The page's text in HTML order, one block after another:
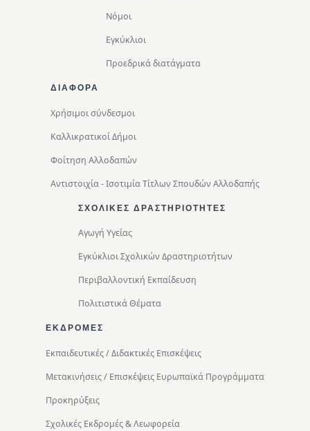
Νόμοι
Εγκύκλιοι
Προεδρικά διατάγματα
ΔΙΑΦΟΡΑ
Χρήσιμοι σύνδεσμοι
Καλλικρατικοί Δήμοι
Φοίτηση Αλλοδαπών
Αντιστοιχία - Ισοτιμία Τίτλων Σπουδών Αλλοδαπής
ΣΧΟΛΙΚΈΣ ΔΡΑΣΤΗΡΙΌΤΗΤΕΣ
Αγωγή Υγείας
Εγκύκλιοι Σχολικών Δραστηριοτήτων
Περιβαλλοντική Eκπαίδευση
Πολιτιστικά Θέματα
ΕΚΔΡΟΜΈΣ
Εκπαιδευτικές / Διδακτικές Επισκέψεις
Μετακινήσεις / Επισκέψεις Ευρωπαϊκά Προγράμματα
Προκηρύξεις
Σχολικές Εκδρομές & Λεωφορεία